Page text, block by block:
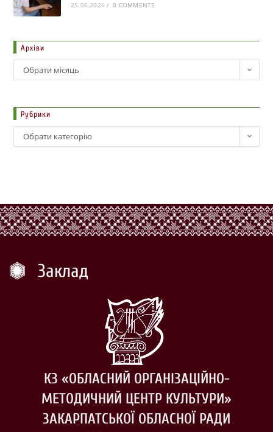
25.06.2026 / 0 COMMENTS
Архіви
Обрати місяць
Рубрики
Обрати категорію
Заклад
КЗ «ОБЛАСНИЙ ОРГАНІЗАЦІЙНО-
МЕТОДИЧНИЙ ЦЕНТР КУЛЬТУРИ»
ЗАКАРПАТСЬКОЇ ОБЛАСНОЇ РАДИ